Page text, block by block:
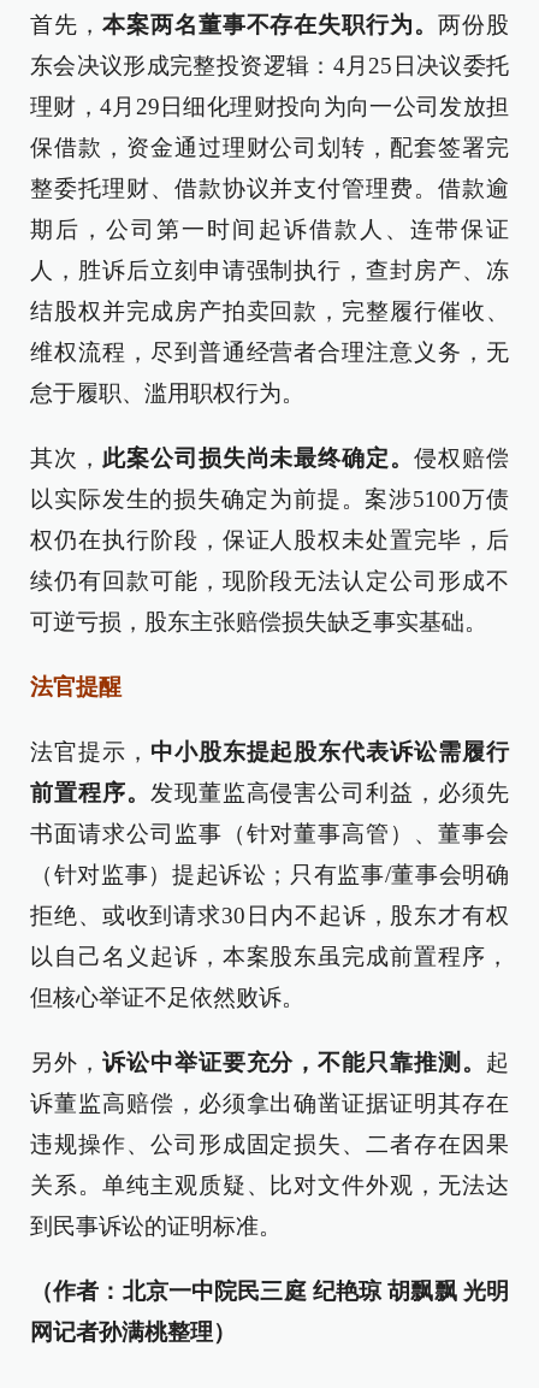
首先， 本案两名董事不存在失职行为。两份股
东会决议形成完整投资逻辑：4月25日决议委托
理财，4月29日细化理财投向为向一公司发放担
保借款，资金通过理财公司划转，配套签署完
整委托理财、借款协议并支付管理费。借款逾
期后，公司第一时间起诉借款人、连带保证
人，胜诉后立刻申请强制执行，查封房产、冻
结股权并完成房产拍卖回款，完整履行催收、
维权流程，尽到普通经营者合理注意义务，无
怠于履职、滥用职权行为。
其次， 此案公司损失尚未最终确定。侵权赔偿
以实际发生的损失确定为前提。案涉5100万债
权仍在执行阶段，保证人股权未处置完毕，后
续仍有回款可能，现阶段无法认定公司形成不
可逆亏损，股东主张赔偿损失缺乏事实基础。
法官提醒
法官提示， 中小股东提起股东代表诉讼需履行
前置程序。 发现董监高侵害公司利益，必须先
书面请求公司监事（针对董事高管）、董事会
（针对监事）提起诉讼；只有监事/董事会明确
拒绝、或收到请求30日内不起诉，股东才有权
以自己名义起诉，本案股东虽完成前置程序，
但核心举证不足依然败诉。
另外， 诉讼中举证要充分，不能只靠推测。 起
诉董监高赔偿，必须拿出确凿证据证明其存在
违规操作、公司形成固定损失、二者存在因果
关系。单纯主观质疑、比对文件外观，无法达
到民事诉讼的证明标准。
（作者：北京一中院民三庭 纪艳琼 胡飘飘 光明
网记者孙满桃整理）